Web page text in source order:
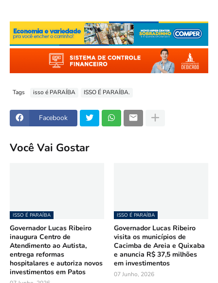
Tags isso é PARAÍBA ISSO É PARAÍBA.
Facebook
Você Vai Gostar
ISSO É PARAÍBA
Governador Lucas Ribeiro
inaugura Centro de
Atendimento ao Autista,
entrega reformas
hospitalares e autoriza novos
investimentos em Patos
ISSO É PARAÍBA
Governador Lucas Ribeiro
visita os municípios de
Cacimba de Areia e Quixaba
e anuncia R$ 37,5 milhões
em investimentos
07 Junho, 2026